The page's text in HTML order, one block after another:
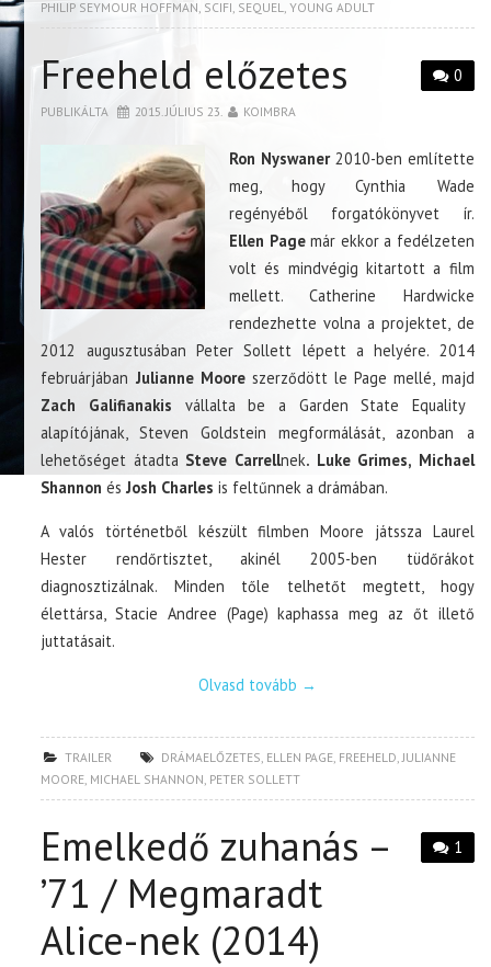
PHILIP SEYMOUR HOFFMAN SCIFI SEQUEL ,YOUNG ADULT
0
Freeheld előzetes
PUBLIKÁLTA 2015. JÚLIUS 23. KOIMBRA
Ron Nyswaner2010-ben említette
meg, hogy Cynthia Wade
regényéből forgatókönyvet ír.
Ellen Pagemár ekkor a fedélzeten
volt és mindvégig kitartott a film
mellett. Catherine Hardwicke
rendezhette volna a projektet, de
2012 augusztusában Peter Sollett lépett a helyére. 2014
februárjában Julianne Mooreszerződött le Page mellé, majd
Zach Galifianakis vállalta be a Garden State Equality
alapítójának, Steven Goldstein megformálását, azonban a
lehetőséget átadta Steve Carrellnek. Luke Grimes, Michael
Shannon ésJosh Charles is feltűnnek a drámában.
A valós történetből készült filmben Moore játssza Laurel
Hester rendőrtisztet, akinél 2005-ben tüdőrákot
diagnosztizálnak. Minden tőle telhetőt megtett, hogy
élettársa, Stacie Andree (Page) kaphassa meg az őt illető
juttatásait.
Olvasd tovább →
TRAILER DRÁMAELŐZETES ELLEN PAGE FREEHELD JULIANNE
MOORE MICHAEL SHANNON PETER SOLLETT
1
Emelkedő zuhanás –
’71 / Megmaradt
Alice-nek (2014)